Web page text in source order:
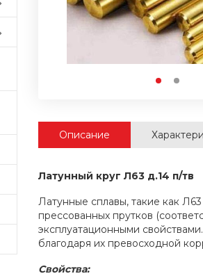
Описание
Латунный круг Л63 д.14 п/тв
Латунные сплавы, такие как
прессованных прутков
эксплуатационными
благодаря их превосходной
Свойства: